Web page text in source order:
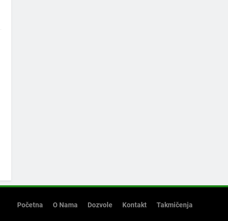
Početna O Nama Dozvole Kontakt Takmičenja